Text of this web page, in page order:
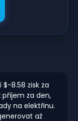
8.58 zisk za
příjem za den,
na elektřinu.
až